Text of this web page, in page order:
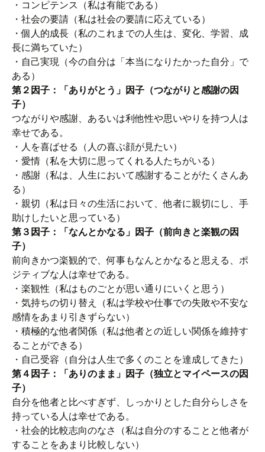
・コンピテンス（私は有能である）
・社会の要請（私は社会の要請に応えている）
・個人的成長（私のこれまでの人生は、変化、学習、成
長に満ちていた）
・自己実現（今の自分は「本当になりたかった自分」で
ある）
第２因子：「ありがとう」因子（つながりと感謝の因
子）
つながりや感謝、あるいは利他性や思いやりを持つ人は
幸せである。
・人を喜ばせる（人の喜ぶ顔が見たい）
・愛情（私を大切に思ってくれる人たちがいる）
・感謝（私は、人生において感謝することがたくさんあ
る）
・親切（私は日々の生活において、他者に親切にし、手
助けしたいと思っている）
第３因子：「なんとかなる」因子（前向きと楽観の因
子）
前向きかつ楽観的で、何事もなんとかなると思える、ポ
ジティブな人は幸せである。
・楽観性（私はものごとが思い通りにいくと思う）
・気持ちの切り替え（私は学校や仕事での失敗や不安な
感情をあまり引きずらない）
・積極的な他者関係（私は他者との近しい関係を維持す
ることができる）
・自己受容（自分は人生で多くのことを達成してきた）
第４因子：「ありのまま」因子（独立とマイペースの因
子）
自分を他者と比べすぎず、しっかりとした自分らしさを
持っている人は幸せである。
・社会的比較志向のなさ（私は自分のすることと他者が
することをあまり比較しない）